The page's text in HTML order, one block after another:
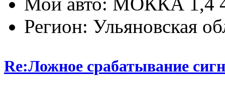
Регион: Ульяновская
Re:Ложное срабатывание